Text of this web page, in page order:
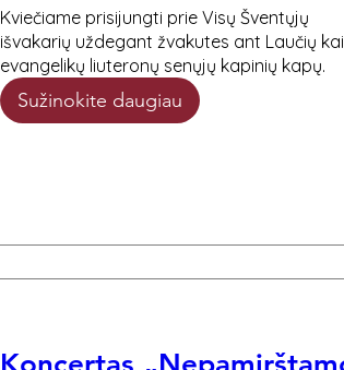
Kviečiame prisijungti prie Visų Šventųjų
išvakarių uždegant žvakutes ant Laučių
evangelikų liuteronų senųjų kapinių kapų.
Sužinokite daugiau